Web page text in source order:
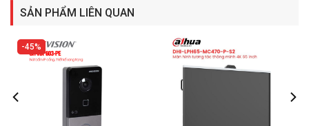
SẢN PHẨM LIÊN QUAN
45%